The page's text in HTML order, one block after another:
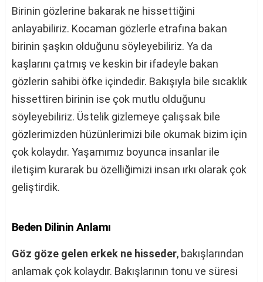
Birinin gözlerine bakarak ne hissettiğini
anlayabiliriz. Kocaman gözlerle etrafına bakan
birinin şaşkın olduğunu söyleyebiliriz. Ya da
kaşlarını çatmış ve keskin bir ifadeyle bakan
gözlerin sahibi öfke içindedir. Bakışıyla bile sıcaklık
hissettiren birinin ise çok mutlu olduğunu
söyleyebiliriz. Üstelik gizlemeye çalışsak bile
gözlerimizden hüzünlerimizi bile okumak bizim için
çok kolaydır. Yaşamımız boyunca insanlar ile
iletişim kurarak bu özelliğimizi insan ırkı olarak çok
geliştirdik.
Beden Dilinin Anlamı
Göz göze gelen erkek ne hisseder, bakışlarından
anlamak çok kolaydır. Bakışlarının tonu ve süresi